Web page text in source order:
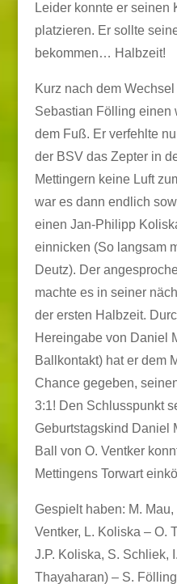
Leider konnte er seinen
platzieren. Er sollte
bekommen… Halbzeit!
Kurz nach dem
Sebastian Fölling einen
dem Fuß. Er verfehlte
der BSV das Zepter in
Mettingern keine Luft
war es dann endlich
einen Jan-Philipp
einnicken (So langsam
Deutz). Der
machte es in seiner
der ersten Halbzeit.
Hereingabe von Daniel
Ballkontakt) hat er dem
Chance gegeben,
3:1! Den Schlusspunkt
Geburtstagskind Daniel
Ball von O. Ventker
Mettingens Torwart
Gespielt haben: M. Mau,
Ventker, L. Koliska – O.
J.P. Koliska, S. Schliek,
Thayaharan) – S.